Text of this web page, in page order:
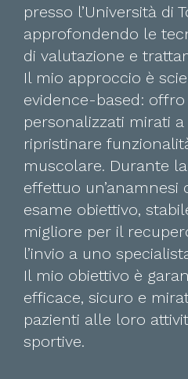
presso l’Università di
approfondendo le
di valutazione e
Il mio approccio è
evidence-based:
personalizzati mirati
ripristinare
muscolare. Durante
effettuo un’anamnesi
esame obiettivo,
migliore per il
l’invio a uno
Il mio obiettivo è
efficace, sicuro e
pazienti alle loro
sportive.